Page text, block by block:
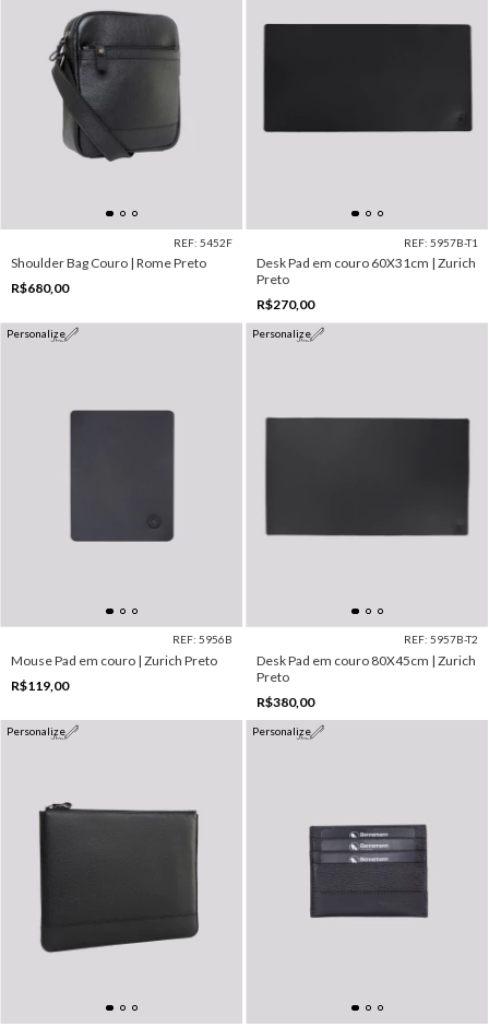
REF: 5452F
Shoulder Bag Couro | Rome Preto
R$680,00
REF: 5957B-T1
Desk Pad em couro 60X31cm | Zurich
Preto
R$270,00
Personalize
REF: 5956B
Mouse Pad em couro | Zurich Preto
R$119,00
Personalize
REF: 5957B-T2
Desk Pad em couro 80X45cm | Zurich
Preto
R$380,00
Personalize Personalize